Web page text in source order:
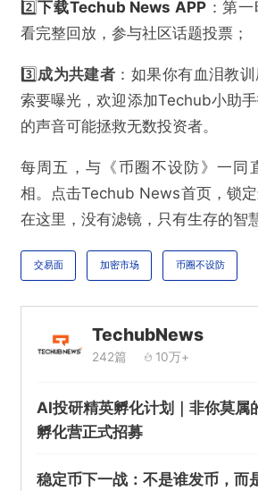
2️⃣下载Techub News APP ：第
看完整回放，参与社区话题投票；
3️⃣ 成为共建者 ：如果你有血泪教
索要曝光，欢迎添加Techub小助
的声音可能拯救无数投资者。
每周五，与《币圈不设防》一同
相。点击Techub News首页，锁
在这里，没有滤镜，只有生存的智慧
交易面 加密市场 币圈不设防
TechubNews
242篇 10万+
AI投研精英孵化计划｜非你莫属
孵化营正式招募
稳定币下一战：不是谁发币，而